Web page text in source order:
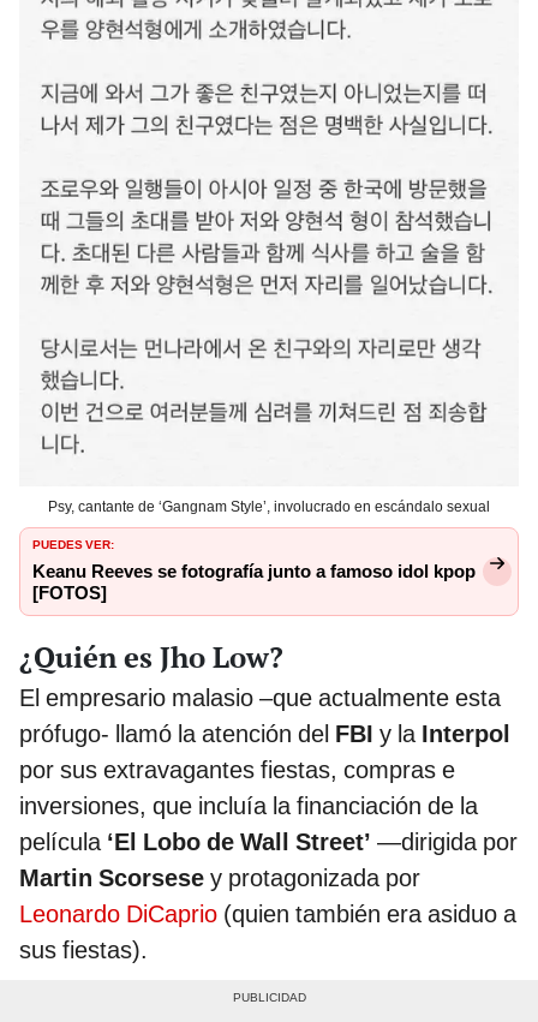
Psy, cantante de ‘Gangnam Style’, involucrado en escándalo sexual
PUEDES VER:
Keanu Reeves se fotografía junto a famoso idol kpop
[FOTOS]
¿Quién es Jho Low?
El empresario malasio –que actualmente esta
prófugo- llamó la atención del FBI y la Interpol
por sus extravagantes fiestas, compras e
inversiones, que incluía la financiación de la
película ‘El Lobo de Wall Street’ —dirigida por
Martin Scorsese y protagonizada por
Leonardo DiCaprio (quien también era asiduo a
sus fiestas).